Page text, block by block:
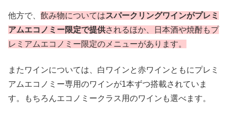
他方で、 飲み物についてはスパークリングワインがプレミ
アムエコノミー限定で提供されるほか、日本酒や焼酎もプ
レミアムエコノミー限定のメニューがあります。
またワインについては、白ワインと赤ワインともにプレミ
アムエコノミー専用のワインが1本ずつ搭載されていま
す。もちろんエコノミークラス用のワインも選べます。